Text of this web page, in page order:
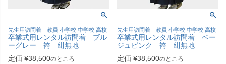
先生用訪問着 教員 小学校 中学校 高校
卒業式用レンタル訪問着 ブル
ーグレー 袴 紺無地
定価 ¥38,500のところ
先生用訪問着 教員 小学校 中学校 高校
卒業式用レンタル訪問着 ベー
ジュピンク 袴 紺無地
定価 ¥38,500のところ